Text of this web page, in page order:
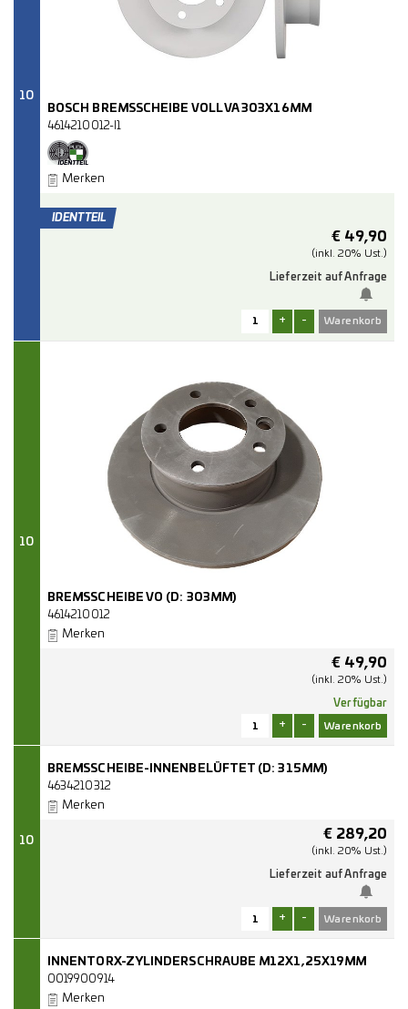
10
BOSCH BREMSSCHEIBE VOLL VA 303X16MM
4614210012-I1
Merken
€ 49,90
(inkl. 20% Ust.)
Lieferzeit auf Anfrage
+ -
10
BREMSSCHEIBE VO (D: 303MM)
4614210012
Merken
€ 49,90
(inkl. 20% Ust.)
Verfügbar
+ -
10
BREMSSCHEIBE-INNENBELÜFTET (D: 315MM)
4634210312
Merken
€ 289,20
(inkl. 20% Ust.)
Lieferzeit auf Anfrage
+ -
INNENTORX-ZYLINDERSCHRAUBE M12X1,25X19MM
0019900914
Merken